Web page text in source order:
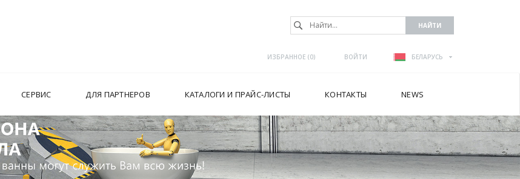
ИЗБРАННОЕ (0) ВОЙТИ БЕЛАРУСЬ
СЕРВИС ДЛЯ ПАРТНЕРОВ КАТАЛОГИ И ПРАЙС-ЛИСТЫ КОНТАКТЫ NEWS